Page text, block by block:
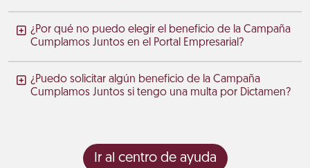
¿Por qué no puedo elegir el beneficio de la Campaña
Cumplamos Juntos en el Portal Empresarial?
¿Puedo solicitar algún beneficio de la Campaña
Cumplamos Juntos si tengo una multa por Dictamen?
Ir al centro de ayuda